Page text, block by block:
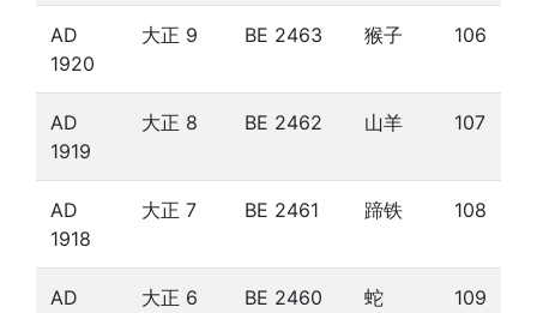
AD
1920
大正 9 BE 2463 猴子 106
AD
1919
大正 8 BE 2462 山羊 107
AD
1918
大正 7 BE 2461 蹄铁 108
AD
大正 6 BE 2460 蛇 109